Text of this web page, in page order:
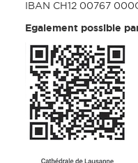
IBAN CH12 00767
Egalement possible